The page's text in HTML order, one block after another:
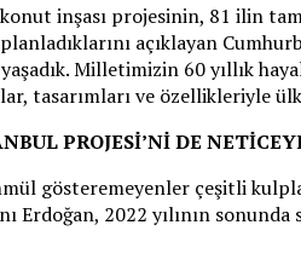
inşası projesinin, 81 ilin
açıklayan
Milletimizin 60 yıllık
tasarımları ve özellikleriyle
PROJESİ’Nİ DE
gösteremeyenler çeşitli
Erdoğan, 2022 yılının